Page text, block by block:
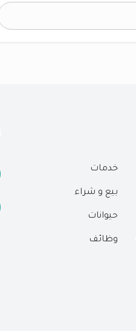
خدمات
بيع و شراء
حيوانات
وظائف